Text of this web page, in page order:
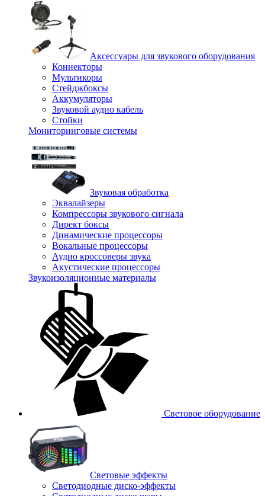
Аксессуары для звукового оборудования
Коннекторы
Мультикоры
Стейджбоксы
Аккумуляторы
Звуковой аудио кабель
Стойки
Мониторинговые системы
Звуковая обработка
Эквалайзеры
Компрессоры звукового сигнала
Директ боксы
Динамические процессоры
Вокальные процессоры
Аудио кроссоверы звука
Акустические процессоры
Звукоизоляционные материалы
Световое оборудование
Световые эффекты
Светодиодные диско-эффекты